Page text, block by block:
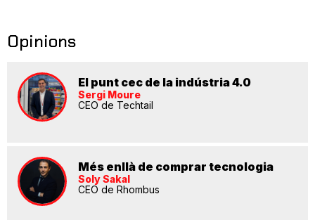
Opinions
El punt cec de la indústria 4.0
Sergi Moure
CEO de Techtail
Més enllà de comprar tecnologia
Soly Sakal
CEO de Rhombus